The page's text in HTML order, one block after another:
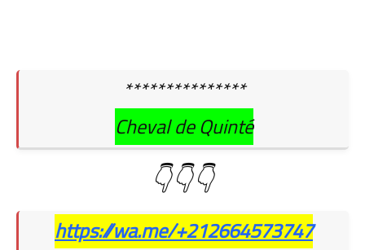
***************
Cheval de Quinté
👇👇👇
https://wa.me/+212664573747